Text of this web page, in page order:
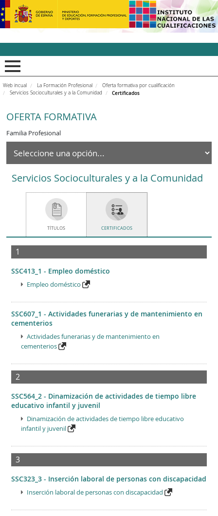
INCUAl - Instituto
Web incual La Formación Profesional
Oferta formativa por cualificación
Servicios Socioculturales y a la Comunidad
Certificados
OFERTA FORMATIVA
Familia Profesional
Servicios Socioculturales y a la Comunidad
TÍTULOS CERTIFICADOS
1
SSC413_1 - Empleo doméstico
Empleo doméstico
SSC607_1 - Actividades funerarias y de mantenimiento en
cementerios
Actividades funerarias y de mantenimiento en
cementerios
2
SSC564_2 - Dinamización de actividades de tiempo libre
educativo infantil y juvenil
Dinamización de actividades de tiempo libre educativo
infantil y juvenil
3
SSC323_3 - Inserción laboral de personas con discapacidad
Inserción laboral de personas con discapacidad